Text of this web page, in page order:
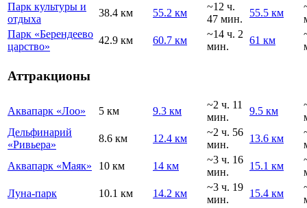
Парк культуры и
отдыха
38.4 км 55.2 км
~12 ч.
47 мин.
55.5 км
Парк «Берендеево
царство»
42.9 км 60.7 км
~14 ч. 2
мин.
61 км
Аттракционы
Аквапарк «Лоо» 5 км 9.3 км
~2 ч. 11
мин.
9.5 км
Дельфинарий
«Ривьера»
8.6 км 12.4 км
~2 ч. 56
мин.
13.6 км
Аквапарк «Маяк»
10 км 14 км
~3 ч. 16
мин.
15.1 км
Луна-парк
10.1 км 14.2 км
~3 ч. 19
мин.
15.4 км